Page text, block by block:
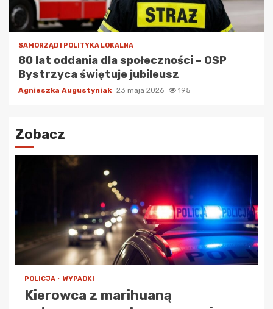
SAMORZĄD I POLITYKA LOKALNA
80 lat oddania dla społeczności – OSP
Bystrzyca świętuje jubileusz
Agnieszka Augustyniak 23 maja 2026 195
Zobacz
POLICJA WYPADKI
Kierowca z marihuaną